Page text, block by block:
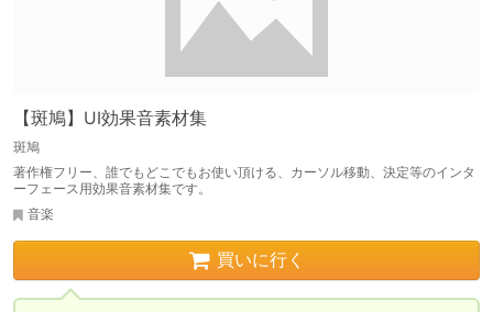
【斑鳩】UI効果音素材集
斑鳩
著作権フリー、誰でもどこでもお使い頂ける、カーソル移動、決定等のインタ
ーフェース用効果音素材集です。
音楽
買いに行く